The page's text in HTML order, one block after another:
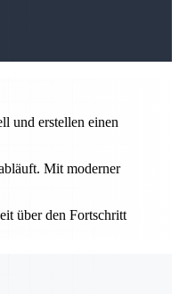
und erstellen einen
Mit moderner
über den Fortschritt